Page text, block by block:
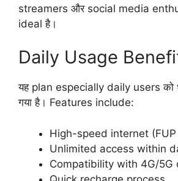
streamers और social media
ideal है।
Daily Usage
यह plan especially daily users को
गया है। Features include:
High-speed internet
Unlimited access within
Compatibility with 4G/5G